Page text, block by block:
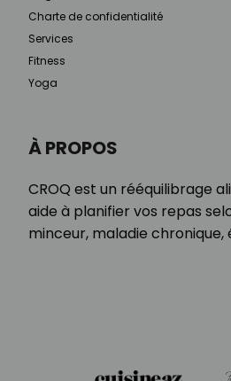
À PROPOS
CROQ est un rééquilibrage
aide à planifier vos repas
minceur, maladie chronique,
Charte de confidentialité
Services
Fitness
Yoga